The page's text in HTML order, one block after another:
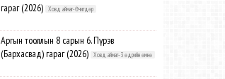
гараг (2026)
Ховд аймаг-Өчигдөр
Аргын тооллын 8 сарын 6. Пүрэв
(Бархасвад) гараг (2026)
Ховд аймаг-3 өдрийн өмнө